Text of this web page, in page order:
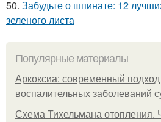
50. Забудьте о шпинате: 12
зеленого листа
Популярные материалы
Аркоксиа: современный
воспалительных заболеваний
Схема Тихельмана отопления.